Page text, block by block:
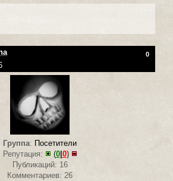
0
Группа: Посетители
Репутация:
(0|0)
Публикаций: 16
Комментариев: 26